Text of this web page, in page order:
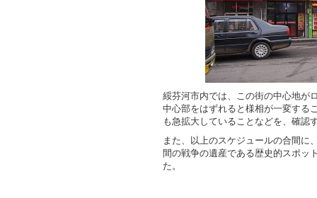
綏芬河市内では、この街の中心地が
中心部をはずれると様相が一変する
も急拡大していることなどを、確認
また、以上のスケジュールの合間に
間の戦争の遺産である歴史的スポッ
た。